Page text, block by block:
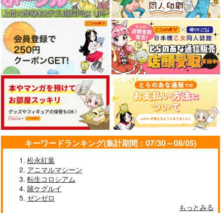
キーワードランキング(集計期間：07/30～08/05)
松永紅葉
アニマルマシーン
転生コロシアム
賭ケグルイ
ゼンゼロ
もっとみる